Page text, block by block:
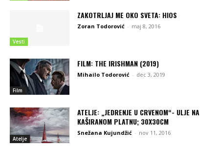
Vesti
ZAKOTRLJAJ ME OKO SVETA: HIOS
Zoran Todorović - maj 8, 2016
Film
FILM: THE IRISHMAN (2019)
Mihailo Todorović - dec 3, 2019
Atelje
ATELJE: „JEDRENJE U CRVENOM“- ULJE NA
KAŠIRANOM PLATNU; 30X30CM
Snežana Kujundžić - nov 11, 2016